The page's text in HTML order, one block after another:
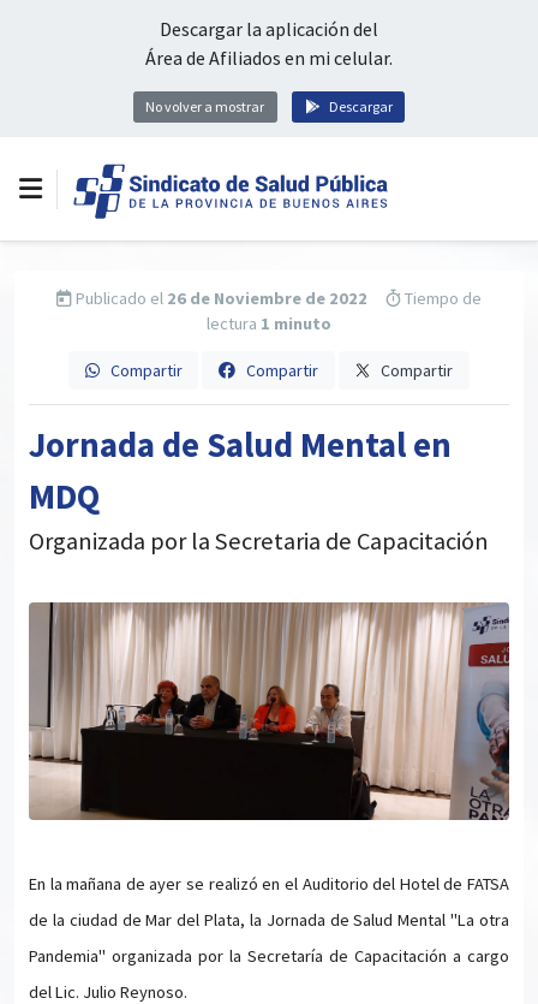
Descargar la aplicación del
Área de Afiliados en mi celular.
No volver a mostrar Descargar
Publicado el 26 de Noviembre de 2022
Tiempo de
lectura 1 minuto
Compartir Compartir Compartir
Jornada de Salud Mental en
MDQ
Organizada por la Secretaria de Capacitación
En la mañana de ayer se realizó en el Auditorio del Hotel de FATSA
de la ciudad de Mar del Plata, la Jornada de Salud Mental "La otra
Pandemia" organizada por la Secretaría de Capacitación a cargo
del Lic. Julio Reynoso.